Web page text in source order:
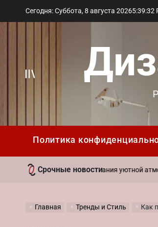
Сегодня: Суббота, 8 августа 20265:39:34
Вне
Политика
Срочные новости
ароматы для создания уютной атмосферы
Главная Тренды и Стиль Как